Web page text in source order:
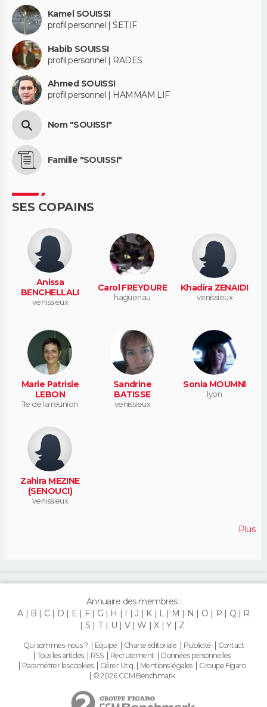
Kamel SOUISSI
profil personnel | SETIF
Habib SOUISSI
profil personnel | RADES
Ahmed SOUISSI
profil personnel | HAMMAM LIF
Nom "SOUISSI"
Famille "SOUISSI"
SES COPAINS
Anissa
BENCHELLALI
venissieux
Carol FREYDURE
haguenau
Khadira ZENAIDI
venissieux
Marie Patrisie
LEBON
île de la reunion
Sandrine
BATISSE
venissieux
Sonia MOUMNI
lyon
Zahira MEZINE
(SENOUCI)
venissieux
Plus
Annuaire des membres :
A
B C D E F G H I J K L M N O P Q
R
S
T U V W X Y Z
Qui sommes-nous ? Equipe Charte éditoriale Publicité
Contact
Tous les articles
RSS Recrutement
Données personnelles
Paramétrer les cookies
Gérer Utiq Mentions légales
Groupe Figaro
© 2026 CCM Benchmark